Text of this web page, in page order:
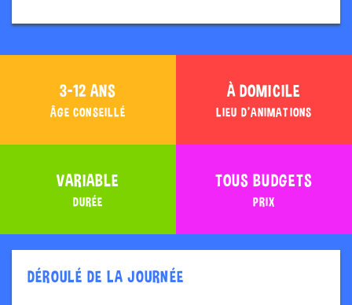
3-12 ANS
ÂGE CONSEILLÉ
À DOMICILE
LIEU D'ANIMATIONS
VARIABLE
DURÉE
TOUS BUDGETS
PRIX
DÉROULÉ DE LA JOURNÉE